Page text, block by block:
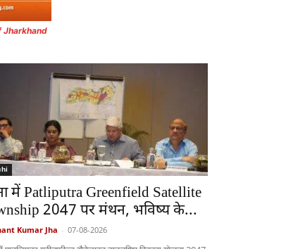
Jharkhand
में Patliputra Greenfield Satellite
2047 पर मंथन, भविष्य के...
Kumar Jha - 07-08-2026